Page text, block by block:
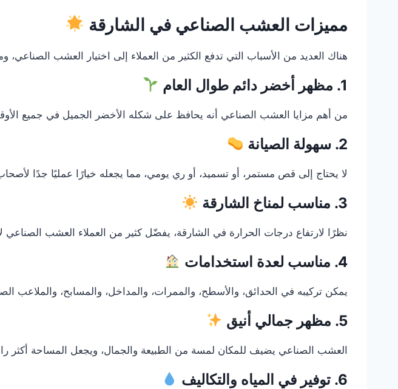
مميزات العشب الصناعي في الشارقة
هناك العديد من الأسباب التي تدفع الكثير من العملاء إلى اختيار العشب
1. مظهر أخضر دائم طوال العام
من أهم مزايا العشب الصناعي أنه يحافظ على شكله الأخضر الجميل في جميع
2. سهولة الصيانة
لا يحتاج إلى قص مستمر، أو تسميد، أو ري يومي، مما يجعله خيارًا عمليًا جدًا
3. مناسب لمناخ الشارقة
نظرًا لارتفاع درجات الحرارة في الشارقة، يفضّل كثير من العملاء العشب الصناعي
4. مناسب لعدة استخدامات
يمكن تركيبه في الحدائق، والأسطح، والممرات، والمداخل، والمسابح، والملاعب
5. مظهر جمالي أنيق
العشب الصناعي يضيف للمكان لمسة من الطبيعة والجمال، ويجعل المساحة أكثر
6. توفير في المياه والتكاليف